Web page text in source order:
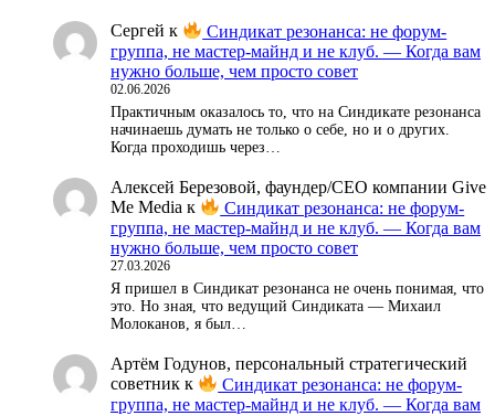
Сергей к
Синдикат резонанса: не форум-
группа, не мастер-майнд и не клуб. — Когда вам
нужно больше, чем просто совет
02.06.2026
Практичным оказалось то, что на Синдикате резонанса
начинаешь думать не только о себе, но и о других.
Когда проходишь через…
Алексей Березовой, фаундер/СЕО компании Give
Me Media к
Синдикат резонанса: не форум-
группа, не мастер-майнд и не клуб. — Когда вам
нужно больше, чем просто совет
27.03.2026
Я пришел в Синдикат резонанса не очень понимая, что
это. Но зная, что ведущий Синдиката — Михаил
Молоканов, я был…
Артём Годунов, персональный стратегический
советник к
Синдикат резонанса: не форум-
группа, не мастер-майнд и не клуб. — Когда вам